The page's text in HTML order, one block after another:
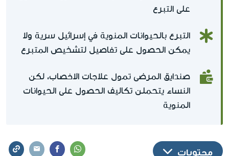
على التبرع
التبرع بالحيوانات المنوية في إسرائيل سرية ولا
يمكن الحصول على تفاصيل لتشخيص المتبرع
صندايق المرضى تمول علاجات الاخصاب، لكن
النساء يتحملن تكاليف الحصول على الحيوانات
المنوية
محتويات